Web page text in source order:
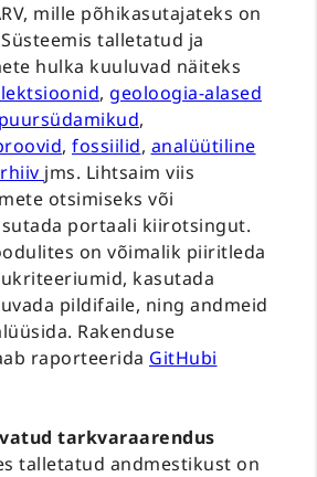
mille põhikasutajateks on
talletatud ja
hulka kuuluvad näiteks
, geoloogia-alased
puursüdamikud,
, fossiilid, analüütiline
jms. Lihtsaim viis
otsimiseks või
portaali kiirotsingut.
on võimalik piiritleda
kasutada
pildifaile, ning andmeid
Rakenduse
raporteerida GitHubi
tarkvaraarendus
talletatud andmestikust on